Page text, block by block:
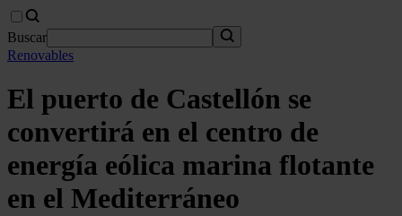
Buscar
Renovables
El puerto de Castellón se
convertirá en el centro de
energía eólica marina flotante
en el Mediterráneo